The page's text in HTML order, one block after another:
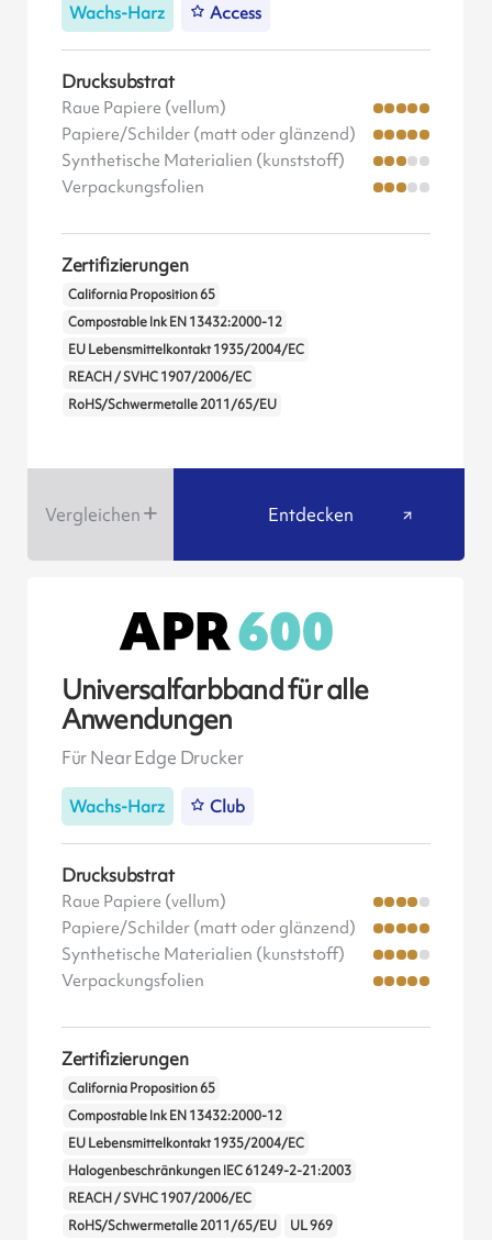
Wachs-Harz Access
Drucksubstrat
Raue Papiere (vellum)
Papiere/Schilder (matt oder glänzend)
Synthetische Materialien (kunststoff)
Verpackungsfolien
Zertifizierungen
California Proposition 65
Compostable Ink EN 13432:2000-12
EU Lebensmittelkontakt 1935/2004/EC
REACH / SVHC 1907/2006/EC
RoHS/Schwermetalle 2011/65/EU
Vergleichen Entdecken
Universalfarbband für alle
Anwendungen
Für Near Edge Drucker
Wachs-Harz Club
Drucksubstrat
Raue Papiere (vellum)
Papiere/Schilder (matt oder glänzend)
Synthetische Materialien (kunststoff)
Verpackungsfolien
Zertifizierungen
California Proposition 65
Compostable Ink EN 13432:2000-12
EU Lebensmittelkontakt 1935/2004/EC
Halogenbeschränkungen IEC 61249-2-21:2003
REACH / SVHC 1907/2006/EC
RoHS/Schwermetalle 2011/65/EU
UL 969